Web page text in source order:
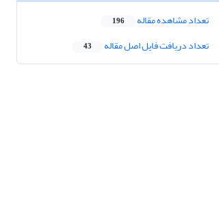
تعداد مشاهده مقاله 196
تعداد دریافت فایل اصل مقاله 43